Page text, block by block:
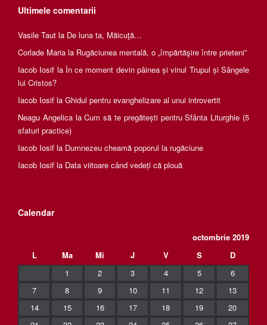
Ultimele comentarii
Vasile Taut la De luna ta, Măicuţă…
Corlade Maria la Rugăciunea mentală, o „împărtăşire între prieteni”
Iacob Iosif la În ce moment devin pâinea și vinul Trupul și Sângele
lui Cristos?
Iacob Iosif la Ghidul pentru evanghelizare al unui introvertit
Neagu AngelicalaCum să te pregătești pentru Sfânta Liturghie (5
sfaturi practice)
Iacob Iosif la Dumnezeu cheamă poporul la rugăciune
Iacob Iosif la Data viitoare când vedeți că plouă
Calendar
octombrie 2019
L
Ma Mi J V S
D
1
2 3 4 5
6
7
8 9 10 11 12
13
14
15 16 17 18 19
20